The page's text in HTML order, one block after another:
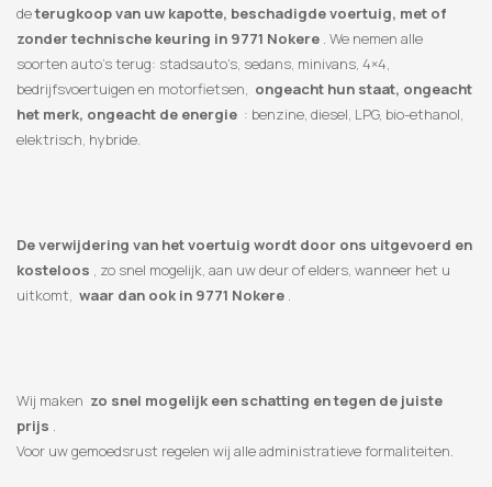
deterugkoop van uw kapotte, beschadigde voertuig, met of
zonder technische keuring in 9771 Nokere . We nemen alle
soorten auto’s terug: stadsauto’s, sedans, minivans, 4×4,
bedrijfsvoertuigen en motorfietsen, ongeacht hun staat, ongeacht
het merk, ongeacht de energie : benzine, diesel, LPG, bio-ethanol,
elektrisch, hybride.
De verwijdering van het voertuig wordt door ons uitgevoerd en
kosteloos , zo snel mogelijk, aan uw deur of elders, wanneer het u
uitkomt, waar dan ook in 9771 Nokere .
Wij maken zo snel mogelijk een schatting en tegen de juiste
prijs .
Voor uw gemoedsrust regelen wij alle administratieve formaliteiten.